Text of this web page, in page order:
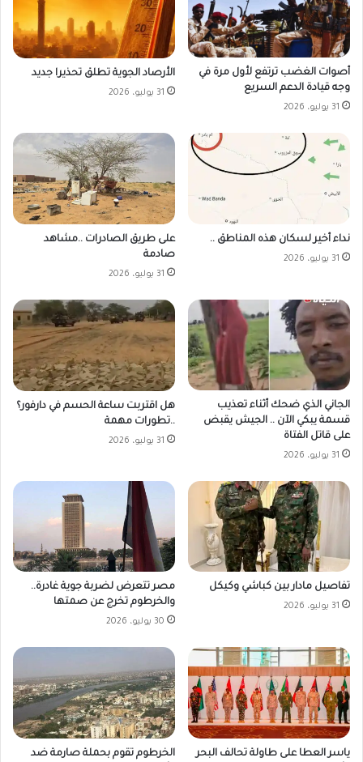
أصوات الغضب ترتفع لأول مرة في
وجه قيادة الدعم السريع
31 يوليو، 2026
الأرصاد الجوية تطلق تحذيرا جديد
31 يوليو، 2026
نداء أخير لسكان هذه المناطق ..
31 يوليو، 2026
على طريق الصادرات ..مشاهد
صادمة
31 يوليو، 2026
الجاني الذي ضحك أثناء تعذيب
قسمة يبكي الآن .. الجيش يقبض
على قاتل الفتاة
31 يوليو، 2026
هل اقتربت ساعة الحسم في دارفور؟
..تطورات مهمة
31 يوليو، 2026
تفاصيل مادار بين كباشي وكيكل
31 يوليو، 2026
مصر تتعرض لضربة جوية غادرة..
والخرطوم تخرج عن صمتها
30 يوليو، 2026
ياسر العطا على طاولة تحالف البحر
الخرطوم تقوم بحملة صارمة ضد